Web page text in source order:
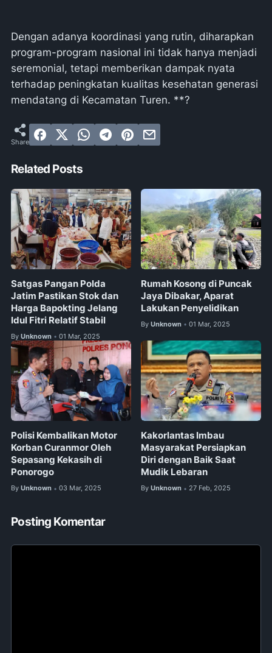
Dengan adanya koordinasi yang rutin, diharapkan
program-program nasional ini tidak hanya menjadi
seremonial, tetapi memberikan dampak nyata
terhadap peningkatan kualitas kesehatan generasi
mendatang di Kecamatan Turen. **?
Related Posts
Satgas Pangan Polda
Jatim Pastikan Stok dan
Harga Bapokting Jelang
Idul Fitri Relatif Stabil
By Unknown • 01 Mar, 2025
Rumah Kosong di Puncak
Jaya Dibakar, Aparat
Lakukan Penyelidikan
By Unknown • 01 Mar, 2025
Polisi Kembalikan Motor
Korban Curanmor Oleh
Sepasang Kekasih di
Ponorogo
By Unknown • 03 Mar, 2025
Kakorlantas Imbau
Masyarakat Persiapkan
Diri dengan Baik Saat
Mudik Lebaran
By Unknown • 27 Feb, 2025
Posting Komentar